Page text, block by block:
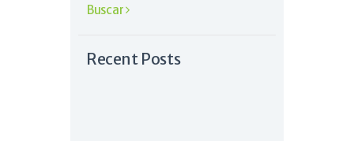
Recent Posts